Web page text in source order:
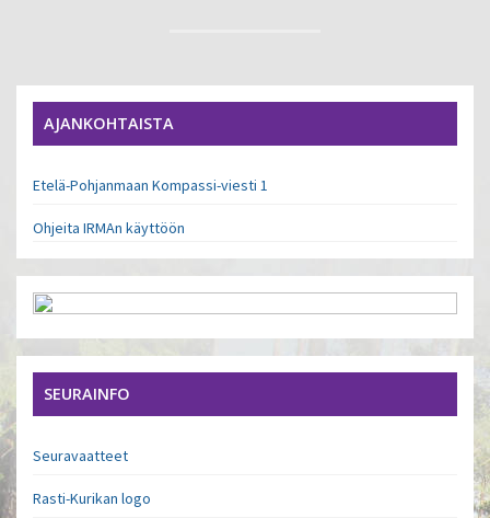
AJANKOHTAISTA
Etelä-Pohjanmaan Kompassi-viesti 1
Ohjeita IRMAn käyttöön
SEURAINFO
Seuravaatteet
Rasti-Kurikan logo